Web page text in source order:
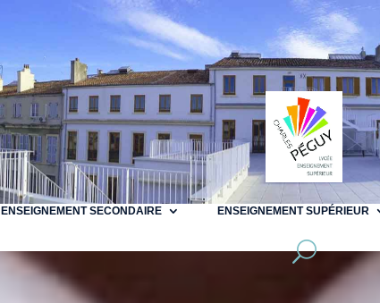
ENSEIGNEMENT SECONDAIRE ENSEIGNEMENT SUPÉRIEUR